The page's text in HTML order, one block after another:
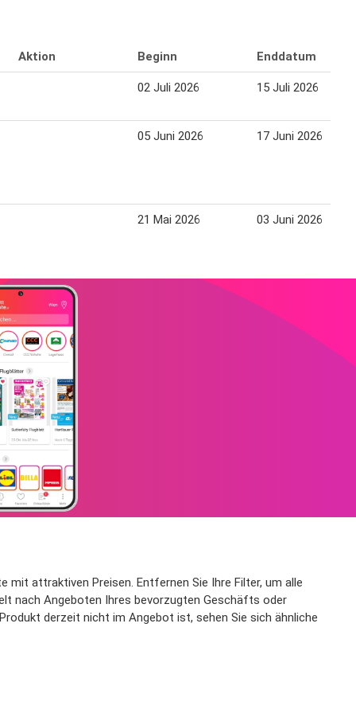
Aktion Beginn Enddatum
02 Juli 2026 15 Juli 2026
05 Juni 2026 17 Juni 2026
21 Mai 2026 03 Juni 2026
mit attraktiven Preisen. Entfernen Sie Ihre Filter, um alle
nach Angeboten Ihres bevorzugten Geschäfts oder
derzeit nicht im Angebot ist, sehen Sie sich ähnliche